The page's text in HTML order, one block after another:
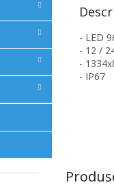
- LED
- 12 /
-
- IP67